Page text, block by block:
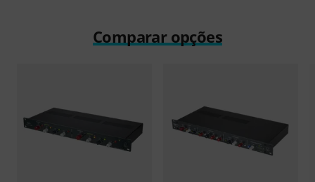
Comparar opções